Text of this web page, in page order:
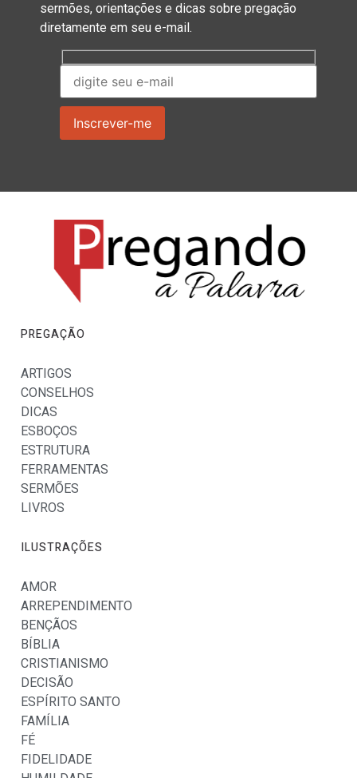
sermões, orientações e dicas sobre pregação
diretamente em seu e-mail.
PREGAÇÃO
ARTIGOS
CONSELHOS
DICAS
ESBOÇOS
ESTRUTURA
FERRAMENTAS
SERMÕES
LIVROS
ILUSTRAÇÕES
AMOR
ARREPENDIMENTO
BENÇÃOS
BÍBLIA
CRISTIANISMO
DECISÃO
ESPÍRITO SANTO
FAMÍLIA
FÉ
FIDELIDADE